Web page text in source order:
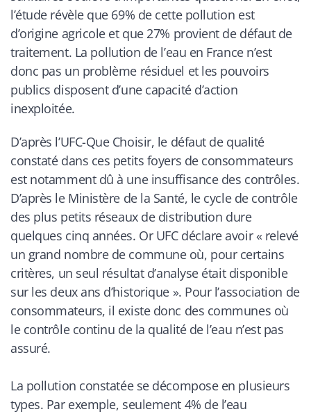
l’étude révèle que 69% de cette pollution est
d’origine agricole et que 27% provient de défaut de
traitement. La pollution de l’eau en France n’est
donc pas un problème résiduel et les pouvoirs
publics disposent d’une capacité d’action
inexploitée.
D’après l’UFC-Que Choisir, le défaut de qualité
constaté dans ces petits foyers de consommateurs
est notamment dû à une insuffisance des contrôles.
D’après le Ministère de la Santé, le cycle de contrôle
des plus petits réseaux de distribution dure
quelques cinq années. Or UFC déclare avoir « relevé
un grand nombre de commune où, pour certains
critères, un seul résultat d’analyse était disponible
sur les deux ans d’historique ». Pour l’association de
consommateurs, il existe donc des communes où
le contrôle continu de la qualité de l’eau n’est pas
assuré.
La pollution constatée se décompose en plusieurs
types. Par exemple, seulement 4% de l’eau